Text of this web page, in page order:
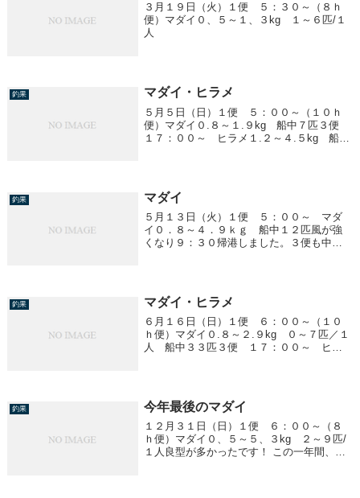
３月１９日（火）１便 ５：３０～（８ｈ
便）マダイ０、５～１、３kg １～６匹/１
人
釣果 マダイ・ヒラメ
５月５日（日）１便 ５：００～（１０ｈ
便）マダイ０.８～１.９kg 船中７匹３便
１７：００～ ヒラメ１.２～４.５kg 船中
釣果 マダイ
５月１３日（火）１便 ５：００～ マダ
イ０．８～４．９ｋｇ 船中１２匹風が強
くなり９：３０帰港しました。３便も中止
釣果 マダイ・ヒラメ
６月１６日（日）１便 ６：００～（１０
ｈ便）マダイ０.８～２.９kg ０～７匹／１
人 船中３３匹３便 １７：００～ ヒラ
釣果 今年最後のマダイ
１２月３１日（日）１便 ６：００～（８
ｈ便）マダイ０、５～５、３kg ２～９匹/
１人良型が多かったです！ この一年間、里